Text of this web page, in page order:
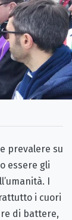
prevalere su
essere gli
I
i cuori
di battere,